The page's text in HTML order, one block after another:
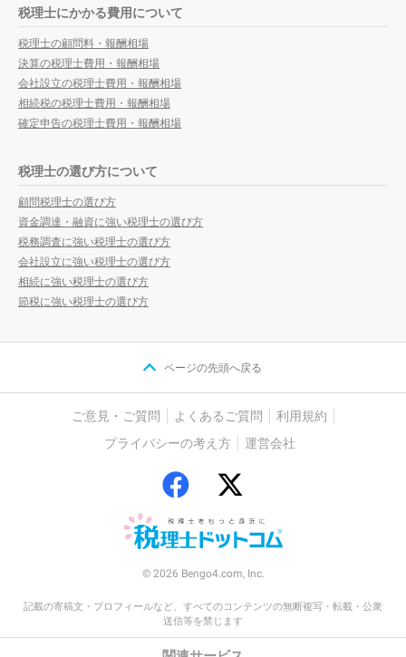
税理士にかかる費用について
税理士の顧問料・報酬相場
決算の税理士費用・報酬相場
会社設立の税理士費用・報酬相場
相続税の税理士費用・報酬相場
確定申告の税理士費用・報酬相場
税理士の選び方について
顧問税理士の選び方
資金調達・融資に強い税理士の選び方
税務調査に強い税理士の選び方
会社設立に強い税理士の選び方
相続に強い税理士の選び方
節税に強い税理士の選び方
ページの先頭へ戻る
ご意見・ご質問 よくあるご質問
利用規約
プライバシーの考え方
運営会社
© 2026 Bengo4.com, Inc.
記載の寄稿文・プロフィールなど、すべてのコンテンツの無断複写・転載・公衆
送信等を禁じます